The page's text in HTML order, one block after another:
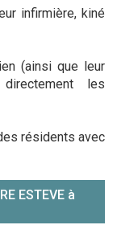
infirmière, kiné
(ainsi que leur
les
résidents avec
ESTEVE à